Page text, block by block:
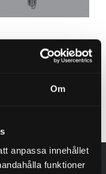
Om
anpassa innehållet
funktioner